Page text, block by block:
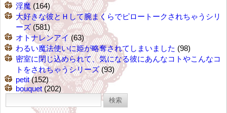
淫魔 (164)
大好きな彼とＨして腕まくらでピロートークされちゃうシリ
ーズ (581)
オトナレンアイ(63)
わるい魔法使いに姫が略奪されてしまいました (98)
密室に閉じ込められて、気になる彼にあんなコトやこんなコ
トをされちゃうシリーズ(93)
petit(152)
bouquet(202)
索: